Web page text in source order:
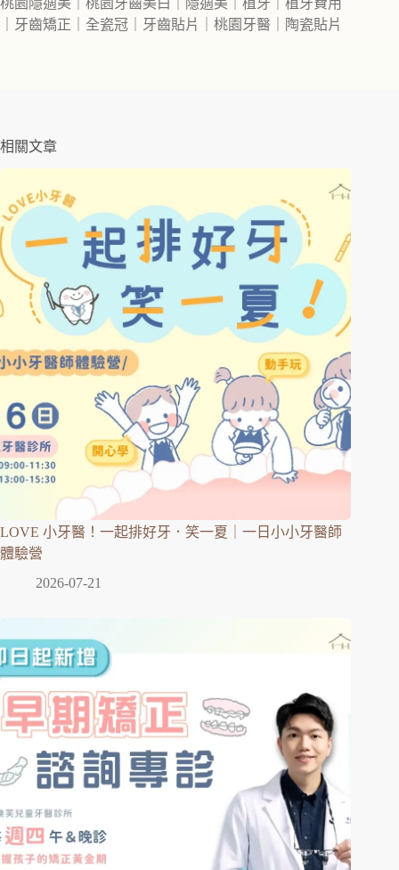
｜牙齒矯正｜全瓷冠｜牙齒貼片｜桃園牙醫｜陶瓷貼片
相關文章
LOVE 小牙醫！一起排好牙．笑一夏｜一日小小牙醫師
體驗營
2026-07-21